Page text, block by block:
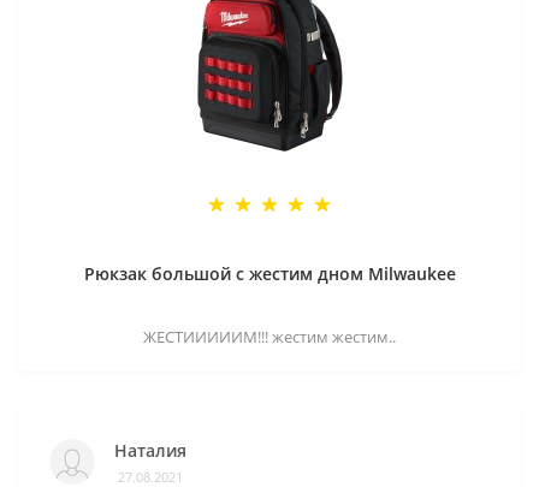
Рюкзак большой с жестим дном Milwaukee
ЖЕСТИИИИИМ!!! жестим жестим..
Наталия
27.08.2021